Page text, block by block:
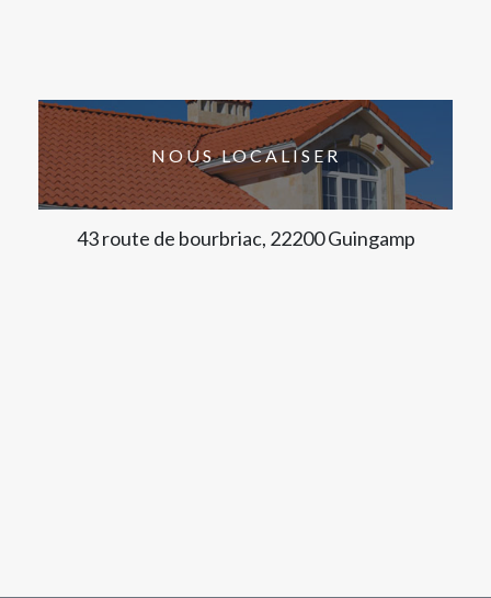
NOUS LOCALISER
43 route de bourbriac, 22200 Guingamp